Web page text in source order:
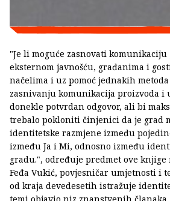
"Je li moguće zasnovati
eksternom javnošću, građanima i
načelima i uz pomoć jednakih
zasnivanju komunikacija proizvoda i
donekle potvrdan odgovor, ali bi
trebalo pokloniti činjenici da je grad
identitetske razmjene između
između Ja i Mi, odnosno između
gradu.", određuje predmet ove knjige
Feđa Vukić, povjesničar umjetnosti i
od kraja devedesetih istražuje